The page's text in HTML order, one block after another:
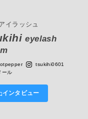
イラッシュ
eyelash
tsukihi0601
ール
インタビュー